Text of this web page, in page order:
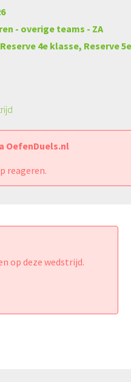
- overige teams - ZA
Reserve 4e klasse, Reserve
OefenDuels.nl
reageren.
op deze wedstrijd.